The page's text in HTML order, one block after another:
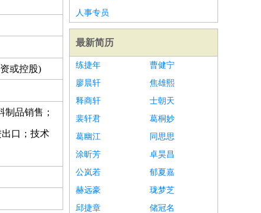
或控股)
品销售；
口；技术
人事专员
最新简历
练捷年
曹健宁
廖晨轩
焦雄熙
释商轩
士朝天
裴轩君
葛桐妙
葛幽江
同思思
涂昕芳
卓昊昌
公岚若
郁夏嘉
赫远豪
珑梦芝
邱捷章
储冠名